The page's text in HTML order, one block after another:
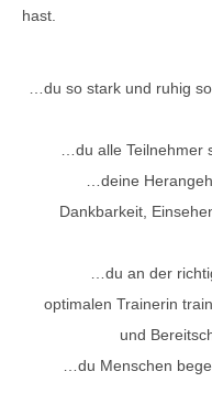
hast.
…du so stark und ruhig
…du alle Teilnehmer
…deine
Dankbarkeit,
…du an der
optimalen Trainerin
und
…du Menschen